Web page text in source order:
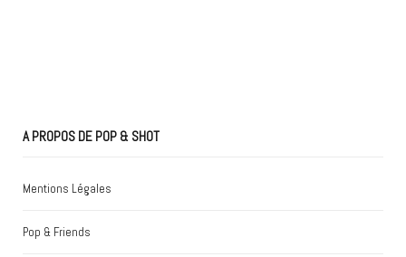
A PROPOS DE POP & SHOT
Mentions Légales
Pop & Friends